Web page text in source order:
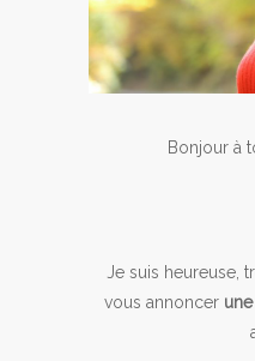
Bonjour à
Je suis heureuse,
vous annoncer